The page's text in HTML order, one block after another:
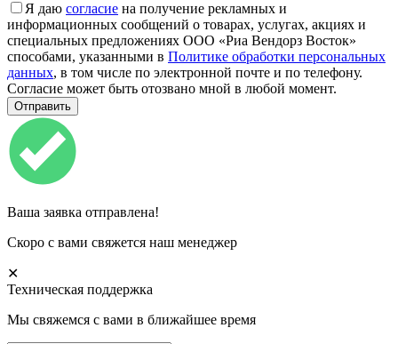
Я даю согласие на получение рекламных и
информационных сообщений о товарах, услугах, акциях и
специальных предложениях ООО «Риа Вендорз Восток»
способами, указанными в Политике обработки персональных
данных, в том числе по электронной почте и по телефону.
Согласие может быть отозвано мной в любой момент.
Ваша заявка отправлена!
Скоро с вами свяжется наш менеджер
✕
Техническая поддержка
Мы свяжемся с вами в ближайшее время